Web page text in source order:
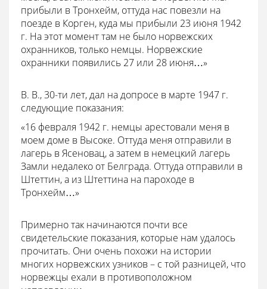
прибыли в Тронхейм, оттуда нас повезли на
поезде в Корген, куда мы прибыли 23 июня 1942
г. На этот момент там не было норвежских
охранников, только немцы. Норвежские
охранники появились 27 или 28 июня…»
В. В., 30-ти лет, дал на допросе в марте 1947 г.
следующие показания:
«16 февраля 1942 г. немцы арестовали меня в
моем доме в Высоке. Оттуда меня отправили в
лагерь в Ясеновац, а затем в немецкий лагерь
Замли недалеко от Белграда. Оттуда отправили в
Штеттин, а из Штеттина на пароходе в
Тронхейм…»
Примерно так начинаются почти все
свидетельские показания, которые нам удалось
прочитать. Они очень похожи на истории
многих норвежских узников – с той разницей, что
норвежцы ехали в противоположном